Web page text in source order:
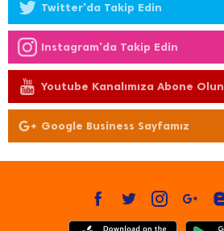
Twitter'da Takip Edin
Instagram'da Takip Edin
Youtube Kanalımıza Abone Olun
Google Business Sayfamız